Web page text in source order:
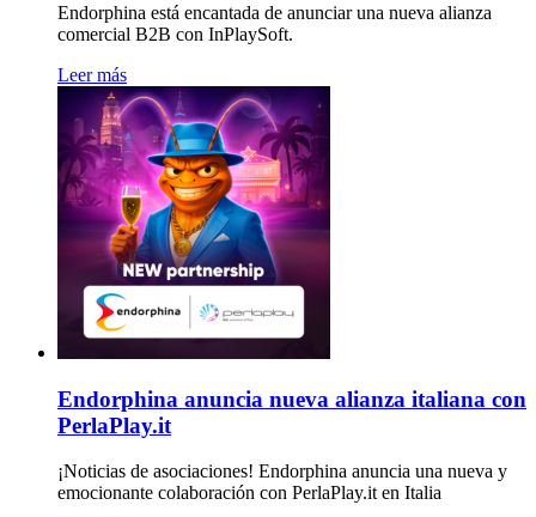
Endorphina está encantada de anunciar una nueva alianza
comercial B2B con InPlaySoft.
Leer más
Endorphina anuncia nueva alianza italiana con
PerlaPlay.it
¡Noticias de asociaciones! Endorphina anuncia una nueva y
emocionante colaboración con PerlaPlay.it en Italia